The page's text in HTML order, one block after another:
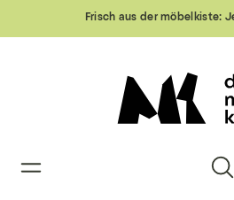
Frisch aus der möbelkiste: